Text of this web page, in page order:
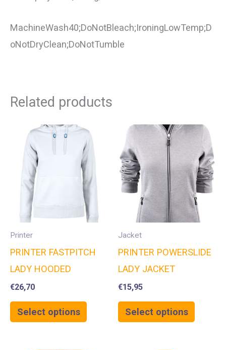
MachineWash40;DoNotBleach;IroningLowTemp;D
oNotDryClean;DoNotTumble
Related products
Printer
PRINTER FASTPITCH
LADY HOODED
€26,70
Select options
Jacket
PRINTER POWERSLIDE
LADY JACKET
€15,95
Select options